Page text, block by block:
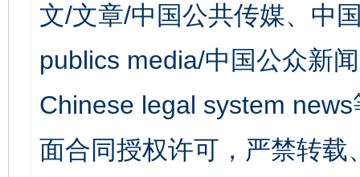
文/文章/中国公共传媒、中
publics media/中国公众新
Chinese legal system
面合同授权许可，严禁转